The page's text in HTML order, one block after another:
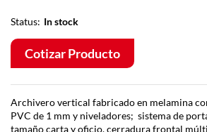
Status: In stock
Cotizar Producto
Archivero vertical fabricado en melamina
PVC de 1 mm y niveladores; sistema de
tamaño carta y oficio, cerradura frontal